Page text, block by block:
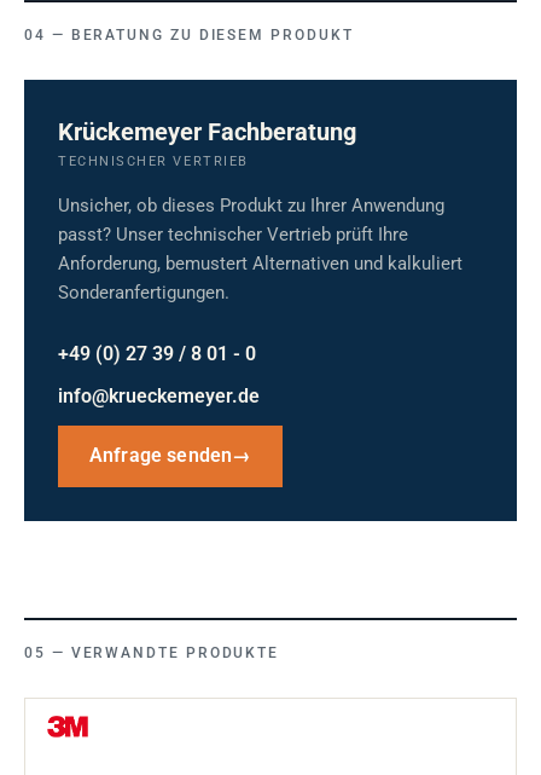
BERATUNG ZU DIESEM PRODUKT
Krückemeyer Fachberatung
TECHNISCHER VERTRIEB
Unsicher, ob dieses Produkt zu Ihrer Anwendung
passt? Unser technischer Vertrieb prüft Ihre
Anforderung, bemustert Alternativen und kalkuliert
Sonderanfertigungen.
+49 (0) 27 39 / 8 01 - 0
info@krueckemeyer.de
Anfrage senden→
VERWANDTE PRODUKTE